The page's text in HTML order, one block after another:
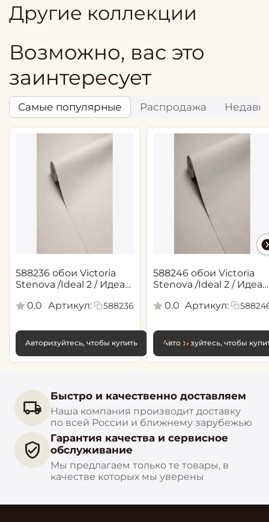
Другие коллекции
Возможно, вас это
заинтересует
Самые популярные Распродажа
588236 обои Victoria
Stenova /Ideal 2 / Идеал
0.0
Артикул: 588236
Авторизуйтесь, чтобы купить
588246 обои Victoria
Stenova /Ideal 2 / Идеал
0.0 Артикул:
Авторизуйтесь, чтобы
Быстро и качественно доставляем
Наша компания производит доставку
по всей России и ближнему зарубежью
Гарантия качества и сервисное
обслуживание
Мы предлагаем только те товары, в
качестве которых мы уверены